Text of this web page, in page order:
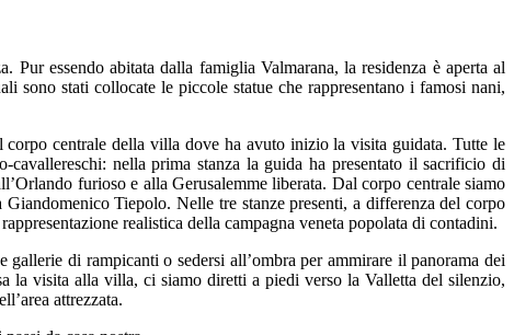
essendo abitata dalla famiglia Valmarana, la residenza è aperta al
sono stati collocate le piccole statue che rappresentano i famosi nani,
centrale della villa dove ha avuto inizio la visita guidata. Tutte le
nella prima stanza la guida ha presentato il sacrificio di
furioso e alla Gerusalemme liberata. Dal corpo centrale siamo
Tiepolo. Nelle tre stanze presenti, a differenza del corpo
realistica della campagna veneta popolata di contadini.
di rampicanti o sedersi all’ombra per ammirare il panorama dei
la visita alla villa, ci siamo diretti a piedi verso la Valletta del silenzio,
attrezzata.